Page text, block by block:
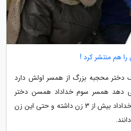
هم منتشر کرد !
دختر محجبه بزرگ از همسر اولش دارد
دهد همسر سوم خداداد همسن دختر
اولش است.البته شایع است خداداد بیش از 3 زن داشته و حتی این زن